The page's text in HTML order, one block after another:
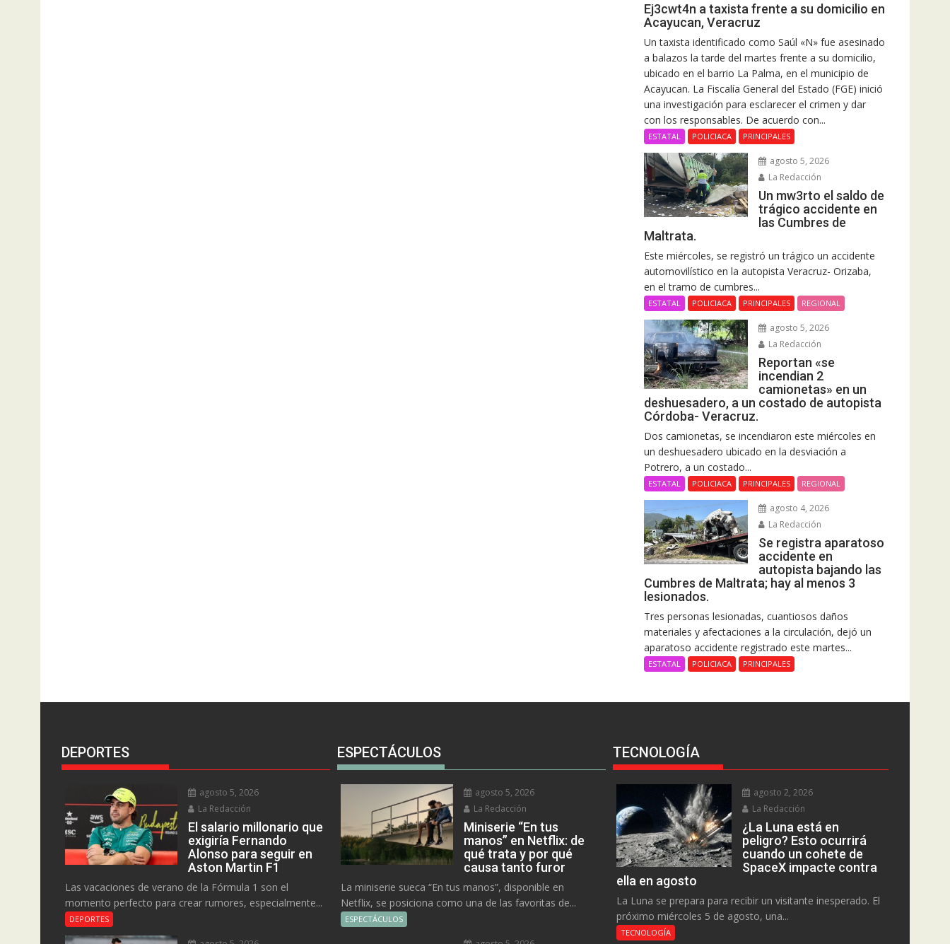
Ej3cwt4n a taxista frente a su domicilio en
Acayucan, Veracruz
Un taxista identificado como Saúl «N» fue asesinado
a balazos la tarde del martes frente a su domicilio,
ubicado en el barrio La Palma, en el municipio de
Acayucan. La Fiscalía General del Estado (FGE) inició
una investigación para esclarecer el crimen y dar
con los responsables. De acuerdo con...
ESTATAL POLICIACA PRINCIPALES
agosto 5, 2026
La Redacción
Un mw3rto el saldo de
trágico accidente en
las Cumbres de
Maltrata.
Este miércoles, se registró un trágico un accidente
automovilístico en la autopista Veracruz- Orizaba,
en el tramo de cumbres...
ESTATAL POLICIACA PRINCIPALES REGIONAL
agosto 5, 2026
La Redacción
Reportan «se
incendian 2
camionetas» en un
deshuesadero, a un costado de autopista
Córdoba- Veracruz.
Dos camionetas, se incendiaron este miércoles en
un deshuesadero ubicado en la desviación a
Potrero, a un costado...
ESTATAL POLICIACA PRINCIPALES REGIONAL
agosto 4, 2026
La Redacción
Se registra aparatoso
accidente en
autopista bajando las
Cumbres de Maltrata; hay al menos 3
lesionados.
Tres personas lesionadas, cuantiosos daños
materiales y afectaciones a la circulación, dejó un
aparatoso accidente registrado este martes...
ESTATAL POLICIACA PRINCIPALES
DEPORTES
agosto 5, 2026
La Redacción
El salario millonario que
exigiría Fernando
Alonso para seguir en
Aston Martin F1
Las vacaciones de verano de la Fórmula 1 son el
momento perfecto para crear rumores, especialmente...
DEPORTES
ESPECTÁCULOS
agosto 5, 2026
La Redacción
Miniserie “En tus
manos” en Netflix: de
qué trata y por qué
causa tanto furor
La miniserie sueca “En tus manos”, disponible en
Netflix, se posiciona como una de las favoritas de...
ESPECTÁCULOS
TECNOLOGÍA
agosto 2, 2026
La Redacción
¿La Luna está en
peligro? Esto ocurrirá
cuando un cohete de
SpaceX impacte contra
ella en agosto
La Luna se prepara para recibir un visitante inesperado. El
próximo miércoles 5 de agosto, una...
TECNOLOGÍA